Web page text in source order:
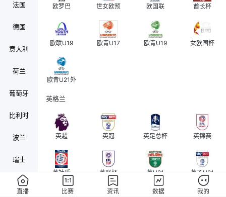
法国
德国
意大利
荷兰
葡萄牙
比利时
波兰
瑞士
奥地利
欧罗巴 世女欧预 欧国联 酋长杯
欧联U19 欧青U17 欧青U19 女欧国杯
欧青U21外
英格兰
英超 英冠 英足总杯 英锦赛
英社盾 英联杯 英U21 英乙U21
直播 比赛 资讯 数据 我的